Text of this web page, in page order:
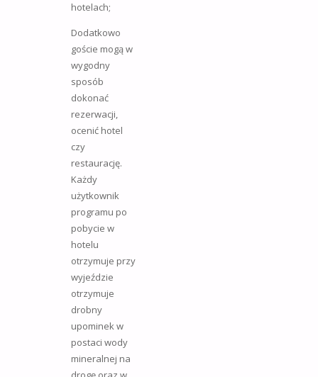
hotelach;
Dodatkowo
goście mogą w
wygodny
sposób
dokonać
rezerwacji,
ocenić hotel
czy
restaurację.
Każdy
użytkownik
programu po
pobycie w
hotelu
otrzymuje przy
wyjeździe
otrzymuje
drobny
upominek w
postaci wody
mineralnej na